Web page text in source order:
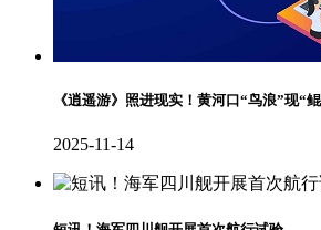
《逍遥游》照进现实！黄河口“鸟浪”现“
2025-11-14